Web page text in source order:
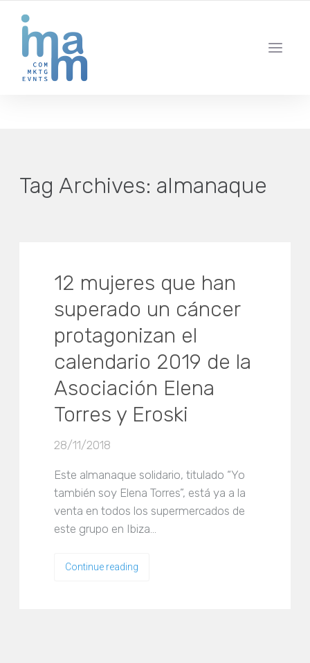
IBIZA · MADRID · BARCELONA
Tag Archives: almanaque
12 mujeres que han
superado un cáncer
protagonizan el
calendario 2019 de la
Asociación Elena
Torres y Eroski
28/11/2018
Este almanaque solidario, titulado “Yo
también soy Elena Torres”, está ya a la
venta en todos los supermercados de
este grupo en Ibiza…
Continue reading